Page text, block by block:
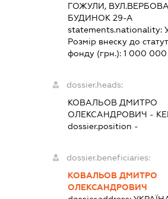
ГОЖУЛИ,
БУДИНОК 29-А
statements.nationality:
Розмір внеску до
фонду (грн.): 1 000 000
dossier.heads:
КОВАЛЬОВ ДМИТРО
ОЛЕКСАНДРОВИЧ -
dossier.position -
dossier.beneficiaries:
КОВАЛЬОВ ДМИТРО
ОЛЕКСАНДРОВИЧ